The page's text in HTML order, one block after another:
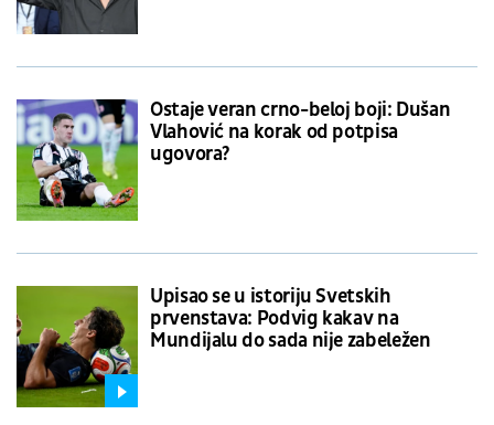
Ostaje veran crno-beloj boji: Dušan
Vlahović na korak od potpisa
ugovora?
Upisao se u istoriju Svetskih
prvenstava: Podvig kakav na
Mundijalu do sada nije zabeležen